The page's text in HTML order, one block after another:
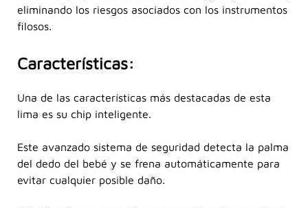
eliminando los riesgos asociados con los instrumentos
filosos.
Características:
Una de las características más destacadas de esta
lima es su chip inteligente.
Este avanzado sistema de seguridad detecta la palma
del dedo del bebé y se frena automáticamente para
evitar cualquier posible daño.